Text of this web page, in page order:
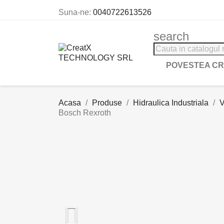
Suna-ne: 0040722613526
search
POVESTEA
Acasa Produse Hidraulica Industriala
Bosch Rexroth
